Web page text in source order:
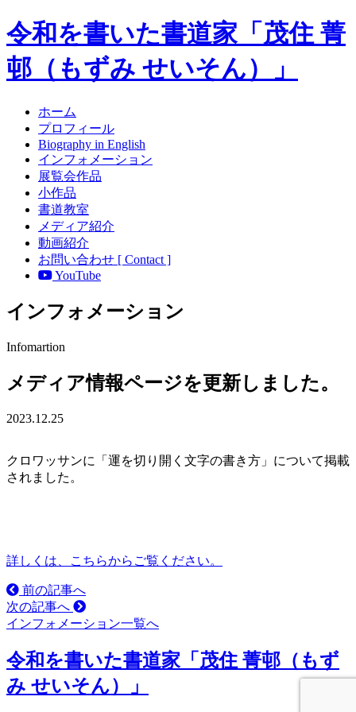
令和を書いた書道家「茂住 菁
邨（もずみ せいそん）」
ホーム
プロフィール
Biography in English
インフォメーション
展覧会作品
小作品
書道教室
メディア紹介
動画紹介
お問い合わせ [ Contact ]
YouTube
インフォメーション
Infomartion
メディア情報ページを更新しました。
2023.12.25
クロワッサンに「運を切り開く文字の書き方」について掲載
されました。
詳しくは、こちらからご覧ください。
前の記事へ
次の記事へ
インフォメーション一覧へ
令和を書いた書道家「茂住 菁邨（もず
み せいそん）」